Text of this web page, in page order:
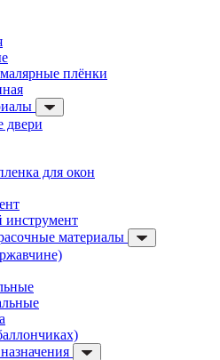
плёнки
двери
для окон
инструмент
материалы